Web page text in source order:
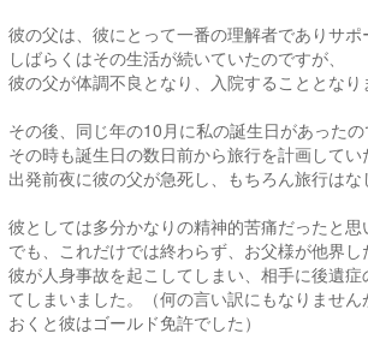
彼の父は、彼にとって一番の理解者でありサポ
しばらくはその生活が続いていたのですが、
彼の父が体調不良となり、入院することとなり
その後、同じ年の10月に私の誕生日があったの
その時も誕生日の数日前から旅行を計画してい
出発前夜に彼の父が急死し、もちろん旅行はな
彼としては多分かなりの精神的苦痛だったと思
でも、これだけでは終わらず、お父様が他界し
彼が人身事故を起こしてしまい、相手に後遺
てしまいました。（何の言い訳にもなりませ
おくと彼はゴールド免許でした）